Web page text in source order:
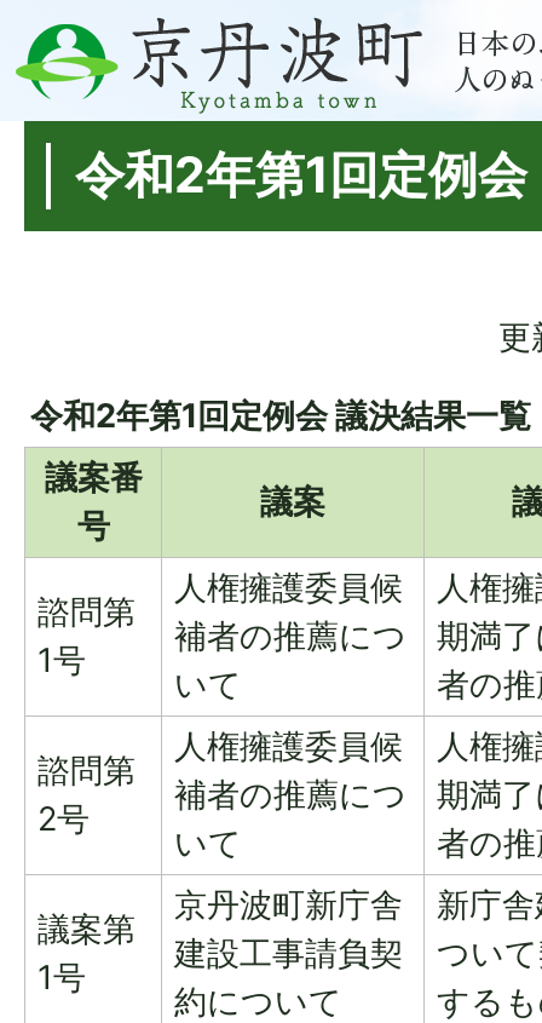
令和2年第1回定例会
更
令和2年第1回定例会 議決結果一覧
議案番
号
議案
諮問第
1号
人権擁護委員候
補者の推薦につ
いて
人権
期満
者の
諮問第
2号
人権擁護委員候
補者の推薦につ
いて
人権
期満
者の
議案第
1号
京丹波町新庁舎
建設工事請負契
約について
新庁
つい
する